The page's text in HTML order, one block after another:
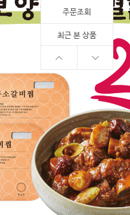
주문조회
최근 본 상품